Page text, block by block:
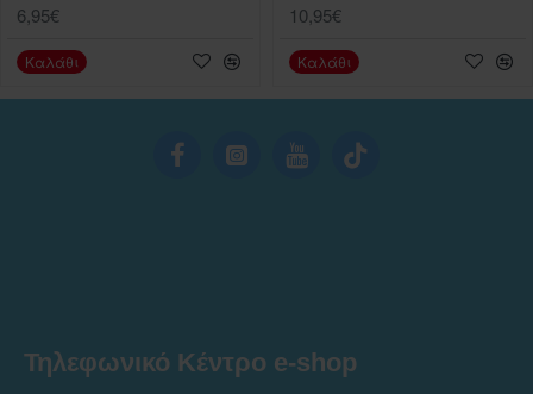
6,95€
Καλάθι
10,95€
Καλάθι
Τηλεφωνικό Κέντρο e-shop